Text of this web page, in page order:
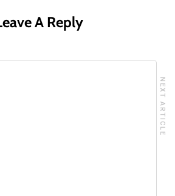
A Reply
NEXT ARTICLE